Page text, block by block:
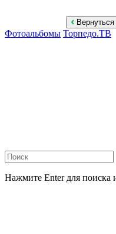
Вернуться
Фотоальбомы Торпедо.ТВ
Нажмите Enter для поиска